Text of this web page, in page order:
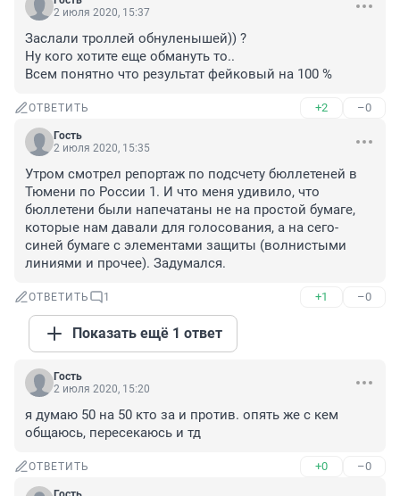
2 июля 2020, 15:37
Заслали троллей обнуленышей)) ?
Ну кого хотите еще обмануть то..
Всем понятно что результат фейковый на 100 %
ОТВЕТИТЬ +2 –0
Гость
2 июля 2020, 15:35
Утром смотрел репортаж по подсчету бюллетеней в
Тюмени по России 1. И что меня удивило, что
бюллетени были напечатаны не на простой бумаге,
которые нам давали для голосования, а на сего-
синей бумаге с элементами защиты (волнистыми
линиями и прочее). Задумался.
ОТВЕТИТЬ 1 +1 –0
Показать ещё 1 ответ
Гость
2 июля 2020, 15:20
я думаю 50 на 50 кто за и против. опять же с кем
общаюсь, пересекаюсь и тд
ОТВЕТИТЬ +0 –0